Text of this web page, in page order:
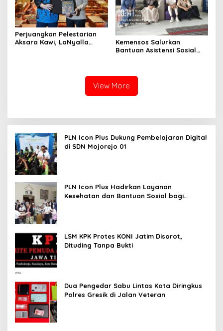
Perjuangkan Pelestarian
Aksara Kawi, LaNyalla
Kemensos Salurkan
Bantuan Asistensi Sosial
View More
PLN Icon Plus Dukung Pembelajaran Digital
di SDN Mojorejo 01
PLN Icon Plus Hadirkan Layanan
Kesehatan dan Bantuan Sosial bagi
LSM KPK Protes KONI Jatim Disorot,
Dituding Tanpa Bukti
Dua Pengedar Sabu Lintas Kota Diringkus
Polres Gresik di Jalan Veteran